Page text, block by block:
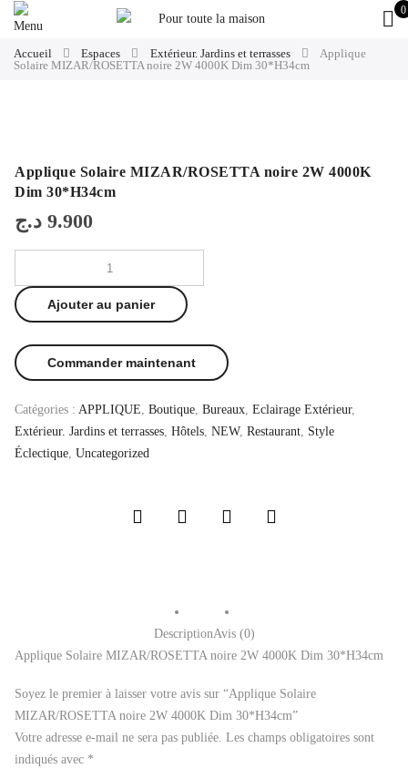
0
Accueil Espaces Extérieur. Jardins et terrasses
Applique
Solaire MIZAR/ROSETTA noire 2W 4000K Dim 30*H34cm
Applique Solaire MIZAR/ROSETTA noire 2W 4000K
Dim 30*H34cm
9.900 د.ج
Ajouter au panier
Commander maintenant
Catégories : APPLIQUE, Boutique, Bureaux, Eclairage Extérieur,
Extérieur. Jardins et terrasses, Hôtels, NEW, Restaurant, Style
Éclectique, Uncategorized
DescriptionAvis (0)
Applique Solaire MIZAR/ROSETTA noire 2W 4000K Dim 30*H34cm
Soyez le premier à laisser votre avis sur “Applique Solaire
MIZAR/ROSETTA noire 2W 4000K Dim 30*H34cm”
Votre adresse e-mail ne sera pas publiée. Les champs obligatoires sont
indiqués avec *